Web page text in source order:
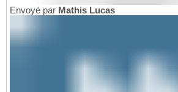
Envoyé par Mathis Lucas